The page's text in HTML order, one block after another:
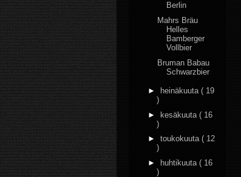
Berlin
Mahrs Bräu
Helles
Bamberger
Vollbier
Bruman Babau
Schwarzbier
► heinäkuuta ( 19
)
► kesäkuuta ( 16
)
► toukokuuta ( 12
)
►
huhtikuuta ( 16
)